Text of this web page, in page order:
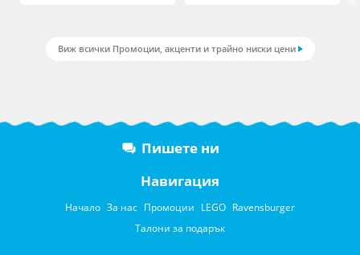
Виж всички Промоции, акценти и трайно ниски цени
Пишете ни
Навигация
Начало За нас Промоции LEGO Ravensburger
Талони за подарък